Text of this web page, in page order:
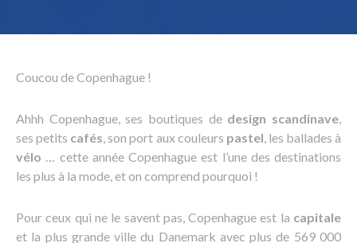
Coucou de Copenhague !
Ahhh Copenhague, ses boutiques de design scandinave,
ses petits cafés, son port aux couleurs pastel, les ballades à
vélo … cette année Copenhague est l’une des destinations
les plus à la mode, et on comprend pourquoi !
Pour ceux qui ne le savent pas, Copenhague est la capitale
et la plus grande ville du Danemark avec plus de 569 000